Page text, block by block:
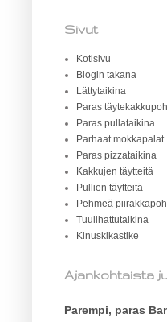
Sivut
Kotisivu
Blogin takana
Lättytaikina
Paras
Paras pullataikina
Parhaat mokkapalat
Paras pizzataikina
Kakkujen täytteitä
Pullien täytteitä
Pehmeä
Tuulihattutaikina
Kinuskikastike
Ajankohtaista
Parempi, paras